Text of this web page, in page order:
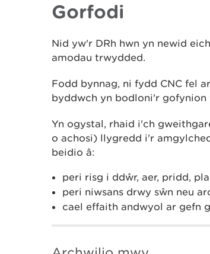
Gorfodi
Nid yw'r DRh hwn yn newid
amodau trwydded.
Fodd bynnag, ni fydd CNC fel
byddwch yn bodloni'r gofynion
Yn ogystal, rhaid i'ch
o achosi) llygredd i'r
beidio â:
peri risg i ddŵr, aer, pridd,
peri niwsans drwy sŵn neu
cael effaith andwyol ar gefn